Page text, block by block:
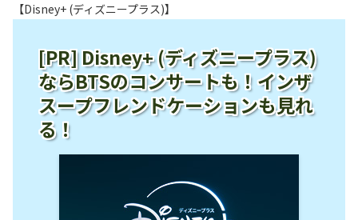
【Disney+ (ディズニープラス)】
[PR] Disney+ (ディズニープラス)
ならBTSのコンサートも！インザ
スープフレンドケーションも見れ
る！